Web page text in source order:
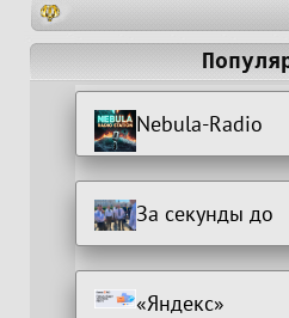
Nebula-Radio
За секунды до
«Яндекс»